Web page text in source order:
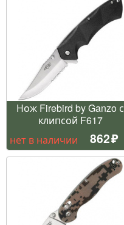
Нож Firebird by Ganzo с
клипсой F617
нет в наличии
862